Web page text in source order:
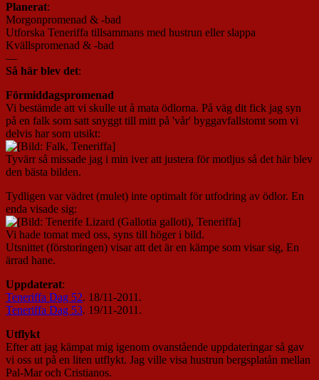
Planerat:
Morgonpromenad & -bad
Utforska Teneriffa tillsammans med hustrun eller slappa
Kvällspromenad & -bad
—
Så här blev det:
Förmiddagspromenad
Vi bestämde att vi skulle ut å mata ödlorna. På väg dit fick jag syn
på en falk som satt snyggt till mitt på 'vår' byggavfallstomt som vi
delvis har som utsikt:
Tyvärr så missade jag i min iver att justera för motljus så det här blev
den bästa bilden.
Tydligen var vädret (mulet) inte optimalt för utfodring av ödlor. En
enda visade sig:
Vi hade tomat med oss, syns till höger i bild.
Utsnittet (förstoringen) visar att det är en kämpe som visar sig, En
ärrad hane.
Uppdaterat:
Teneriffa Dag 52. 18/11-2011.
Teneriffa Dag 53. 19/11-2011.
Utflykt
Efter att jag kämpat mig igenom ovanstående uppdateringar så gav
vi oss ut på en liten utflykt. Jag ville visa hustrun bergsplatån mellan
Pal-Mar och Cristianos.